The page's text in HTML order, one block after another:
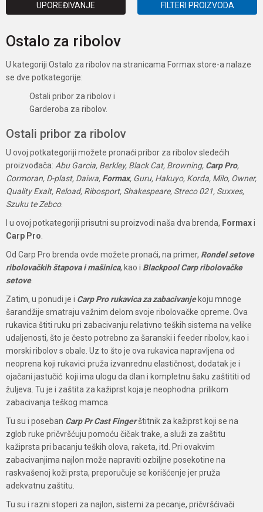
UPOREĐIVANJE FILTERI PROIZVODA
Ostalo za ribolov
U kategoriji Ostalo za ribolov na stranicama Formax store-a nalaze
se dve potkategorije:
Ostali pribor za ribolov i
Garderoba za ribolov.
Ostali pribor za ribolov
U ovoj potkategoriji možete pronaći pribor za ribolov sledećih
proizvođača: Abu Garcia, Berkley, Black Cat, Browning, Carp Pro,
Cormoran, D-plast, Daiwa, Formax, Guru, Hakuyo, Korda, Milo, Owner,
Quality Exalt, Reload, Ribosport, Shakespeare, Streco 021, Suxxes,
Szuku te Zebco.
I u ovoj potkategoriji prisutni su proizvodi naša dva brenda, Formaxi
Carp Pro
Od Carp Pro brenda ovde možete pronaći, na primer, Rondel setove
ribolovačkih štapova i mašinica, kao i Blackpool Carp ribolovačke
setove.
Zatim, u ponudi je i Carp Pro rukavica za zabacivanjekoju mnoge
šarandžije smatraju važnim delom svoje ribolovačke opreme. Ova
rukavica štiti ruku pri zabacivanju relativno teških sistema na velike
udaljenosti, što je često potrebno za šaranski i feeder ribolov, kao i
morski ribolov s obale. Uz to što je ova rukavica napravljena od
neoprena koji rukavici pruža izvanrednu elastičnost, dodatak je i
ojačani jastučić koji ima ulogu da dlan i kompletnu šaku zaštititi od
žuljeva. Tu je i zaštita za kažiprst koja je neophodna prilikom
zabacivanja teškog mamca.
Tu su i poseban Carp Pr Cast Fingerštitnik za kažiprst koji se na
zglob ruke pričvršćuju pomoću čičak trake, a služi za zaštitu
kažiprsta pri bacanju teških olova, raketa, itd. Pri ovakvim
zabacivanjima najlon može napraviti ozbiljne posekotine na
raskvašenoj koži prsta, preporučuje se korišćenje jer pruža
adekvatnu zaštitu.
Tu su i razni stoperi za najlon, sistemi za pecanje, pričvršćivači